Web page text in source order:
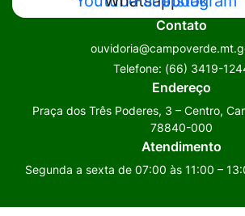
a
Social
a
Social
Whatsapp
a
Rede
Social
Facebook
a
Rede
Social
Instagram
Contato
Telefone: (66) 3419-
Endereço
Praça dos Três Poderes, 3 – Centro,
78840-000
Atendimento
Segunda a sexta de 07:00 às 11:00 –